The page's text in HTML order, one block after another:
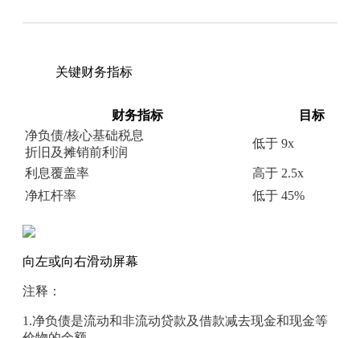
关键财务指标
财务指标
目标
净负债/核心基础税息
折旧及摊销前利润
低于 9x
利息覆盖率
高于 2.5x
净杠杆率
低于 45%
向左或向右滑动屏幕
注释：
1.净负债是流动和非流动贷款及借款减去现金和现金等